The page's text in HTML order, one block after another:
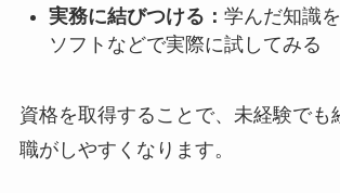
実務に結びつける： 学んだ知識
ソフトなどで実際に試してみる
資格を取得することで、未経験でも
職がしやすくなります。